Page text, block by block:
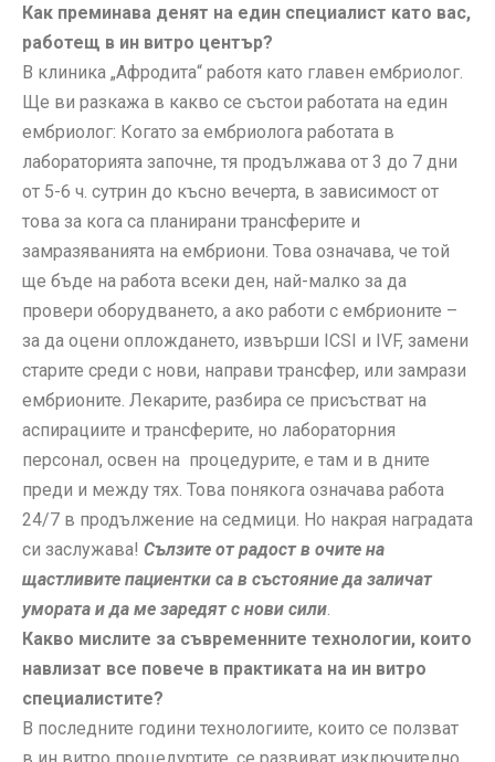
Как преминава денят на един специалист като вас,
работещ в ин витро център?
В клиника „Афродита“ работя като главен ембриолог.
Ще ви разкажа в какво се състои работата на един
ембриолог: Когато за ембриолога работата в
лабораторията започне, тя продължава от 3 до 7 дни
от 5-6 ч. сутрин до късно вечерта, в зависимост от
това за кога са планирани трансферите и
замразяванията на ембриони. Това означава, че той
ще бъде на работа всеки ден, най-малко за да
провери оборудването, а ако работи с ембрионите –
за да оцени оплождането, извърши ICSI и IVF, замени
старите среди с нови, направи трансфер, или замрази
ембрионите. Лекарите, разбира се присъстват на
аспирациите и трансферите, но лабораторния
персонал, освен на процедурите, е там и в дните
преди и между тях. Това понякога означава работа
24/7 в продължение на седмици. Но накрая наградата
си заслужава! Сълзите от радост в очите на
щастливите пациентки са в състояние да заличат
умората и да ме заредят с нови сили.
Какво мислите за съвременните технологии, които
навлизат все повече в практиката на ин витро
специалистите?
В последните години технологиите, които се ползват